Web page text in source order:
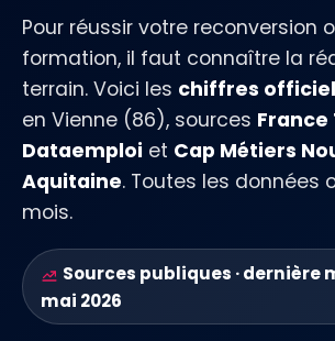
Pour réussir votre reconversion
formation, il faut connaître la
terrain. Voici les chiffres
en Vienne (86), sources France
Dataemploi et Cap Métiers
Aquitaine. Toutes les données
mois.
Sources publiques · dernière
mai 2026